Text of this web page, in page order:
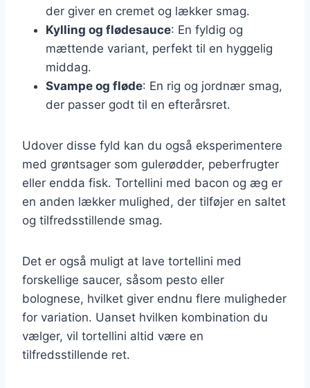
der giver en cremet og lækker smag.
Kylling og flødesauce: En fyldig og
mættende variant, perfekt til en hyggelig
middag.
Svampe og fløde: En rig og jordnær smag,
der passer godt til en efterårsret.
Udover disse fyld kan du også eksperimentere
med grøntsager som gulerødder, peberfrugter
eller endda fisk. Tortellini med bacon og æg er
en anden lækker mulighed, der tilføjer en saltet
og tilfredsstillende smag.
Det er også muligt at lave tortellini med
forskellige saucer, såsom pesto eller
bolognese, hvilket giver endnu flere muligheder
for variation. Uanset hvilken kombination du
vælger, vil tortellini altid være en
tilfredsstillende ret.